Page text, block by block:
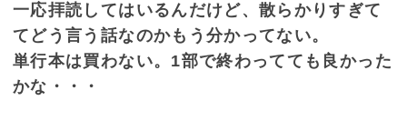
一応拝読してはいるんだけど、散らかりすぎて
てどう言う話なのかもう分かってない。
単行本は買わない。1部で終わってても良かった
かな・・・